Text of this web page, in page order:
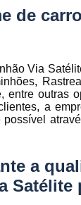
de
Via
entre outras
a
a
Satélite